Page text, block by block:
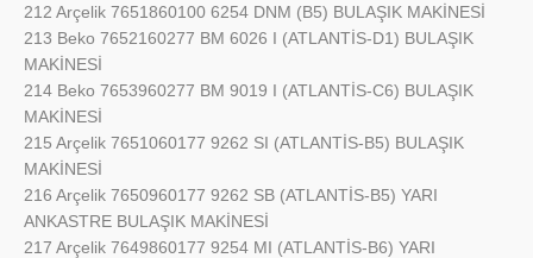
212 Arçelik 7651860100 6254 DNM (B5) BULAŞIK MAKİNESİ
213 Beko 7652160277 BM 6026 I (ATLANTİS-D1) BULAŞIK
MAKİNESİ
214 Beko 7653960277 BM 9019 I (ATLANTİS-C6) BULAŞIK
MAKİNESİ
215 Arçelik 7651060177 9262 SI (ATLANTİS-B5) BULAŞIK
MAKİNESİ
216 Arçelik 7650960177 9262 SB (ATLANTİS-B5) YARI
ANKASTRE BULAŞIK MAKİNESİ
217 Arçelik 7649860177 9254 MI (ATLANTİS-B6) YARI